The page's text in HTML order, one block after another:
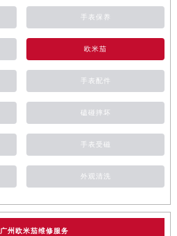
手表保养
欧米茄
手表配件
磕碰摔坏
手表受磁
外观清洗
广州欧米茄维修服务